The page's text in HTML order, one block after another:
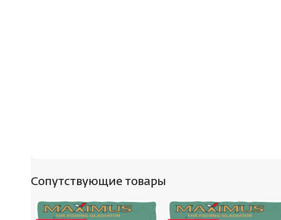
Сопутствующие товары